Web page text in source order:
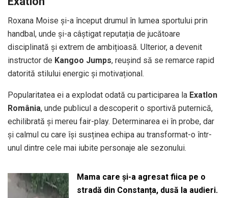
Roxana Moise și-a început drumul în lumea sportului prin
handbal, unde și-a câștigat reputația de jucătoare
disciplinată și extrem de ambițioasă. Ulterior, a devenit
instructor de Kangoo Jumps, reușind să se remarce rapid
datorită stilului energic și motivațional.
Popularitatea ei a explodat odată cu participarea la Exatlon
România, unde publicul a descoperit o sportivă puternică,
echilibrată și mereu fair-play. Determinarea ei în probe, dar
și calmul cu care își susținea echipa au transformat-o într-
unul dintre cele mai iubite personaje ale sezonului.
Mama care și-a agresat fiica pe o
stradă din Constanța, dusă la audieri.